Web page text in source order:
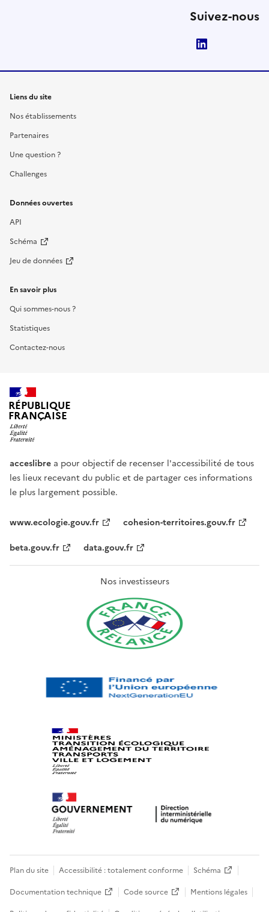
Suivez-nous
Liens du site
Nos établissements
Partenaires
Une question ?
Challenges
Données ouvertes
API
Schéma
Jeu de données
En savoir plus
Qui sommes-nous ?
Statistiques
Contactez-nous
RÉPUBLIQUE
FRANÇAISE
acceslibre a pour objectif de recenser l'accessibilité de tous
les lieux recevant du public et de partager ces informations
le plus largement possible.
www.ecologie.gouv.fr
cohesion-territoires.gouv.fr
beta.gouv.fr
data.gouv.fr
Nos investisseurs
Plan du site Accessibilité : totalement conforme
Schéma
Documentation technique
Code source
Mentions légales